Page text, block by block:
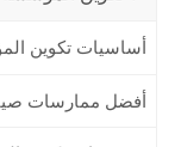
أساسيات تكوين
أفضل ممارسات